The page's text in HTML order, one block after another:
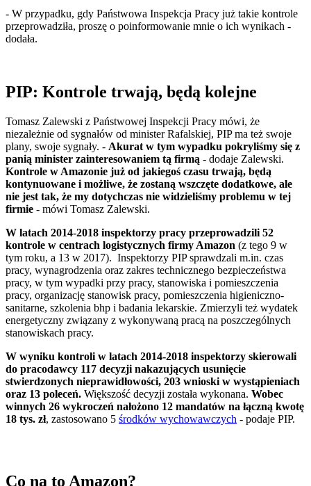
- W przypadku, gdy Państwowa Inspekcja Pracy już takie kontrole
przeprowadziła, proszę o poinformowanie mnie o ich wynikach -
dodała.
PIP: Kontrole trwają, będą kolejne
Tomasz Zalewski z Państwowej Inspekcji Pracy mówi, że
niezależnie od sygnałów od minister Rafalskiej, PIP ma też swoje
plany, swoje sygnały. - Akurat w tym wypadku pokryliśmy się z
panią minister zainteresowaniem tą firmą - dodaje Zalewski.
Kontrole w Amazonie już od jakiegoś czasu trwają, będą
kontynuowane i możliwe, że zostaną wszczęte dodatkowe, ale
nie jest tak, że my dotychczas nie widzieliśmy problemu w tej
firmie - mówi Tomasz Zalewski.
W latach 2014-2018 inspektorzy pracy przeprowadzili 52
kontrole w centrach logistycznych firmy Amazon (z tego 9 w
tym roku, a 13 w 2017). Inspektorzy PIP sprawdzali m.in. czas
pracy, wynagrodzenia oraz zakres technicznego bezpieczeństwa
pracy, w tym wypadki przy pracy, stanowiska i pomieszczenia
pracy, organizację stanowisk pracy, pomieszczenia higieniczno-
sanitarne, szkolenia bhp i badania lekarskie. Zmierzyli też wydatek
energetyczny związany z wykonywaną pracą na poszczególnych
stanowiskach pracy.
W wyniku kontroli w latach 2014-2018 inspektorzy skierowali
do pracodawcy 117 decyzji nakazujących usunięcie
stwierdzonych nieprawidłowości, 203 wnioski w wystąpieniach
oraz 13 poleceń. Większość decyzji została wykonana. Wobec
winnych 26 wykroczeń nałożono 12 mandatów na łączną kwotę
18 tys. zł, zastosowano 5 środków wychowawczych - podaje PIP.
Co na to Amazon?